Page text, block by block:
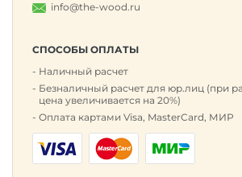
info@the-wood.ru
СПОСОБЫ ОПЛАТЫ
Наличный расчет
Безналичный расчет для юр.лиц (при
цена увеличивается на 20%)
Оплата картами Visa, MasterCard, МИР